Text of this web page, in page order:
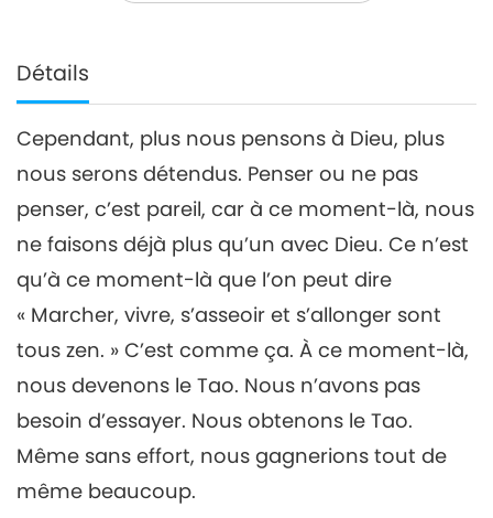
4
24:17
Paroles de sagesse 2022-10-27 7193Vues
26:28
Méditez toujours sur le nom
de Dieu, partie 5/6
Paroles de sagesse 2022-10-28
6
26:12
Méditez toujours sur le nom
de Dieu, partie 6/6
Paroles de sagesse 2022-10-29 6252 Vues
Détails
Cependant, plus nous pensons à Dieu, plus
nous serons détendus. Penser ou ne pas
penser, c’est pareil, car à ce moment-là, nous
ne faisons déjà plus qu’un avec Dieu. Ce n’est
qu’à ce moment-là que l’on peut dire
« Marcher, vivre, s’asseoir et s’allonger sont
tous zen. » C’est comme ça. À ce moment-là,
nous devenons le Tao. Nous n’avons pas
besoin d’essayer. Nous obtenons le Tao.
Même sans effort, nous gagnerions tout de
même beaucoup.